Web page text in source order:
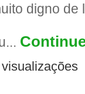
digno de